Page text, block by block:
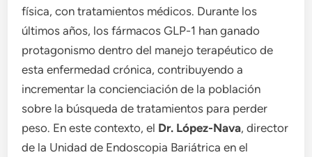
física, con tratamientos médicos. Durante los
últimos años, los fármacos GLP-1 han ganado
protagonismo dentro del manejo terapéutico de
esta enfermedad crónica, contribuyendo a
incrementar la concienciación de la población
sobre la búsqueda de tratamientos para perder
peso. En este contexto, el Dr. López-Nava, director
de la Unidad de Endoscopia Bariátrica en el